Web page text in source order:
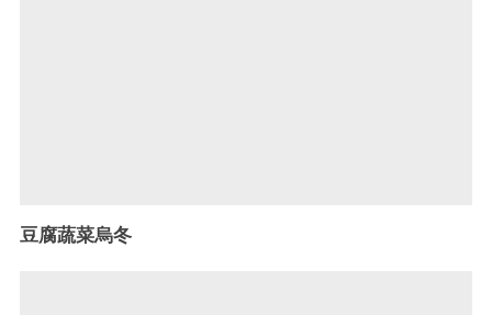
豆腐蔬菜烏冬